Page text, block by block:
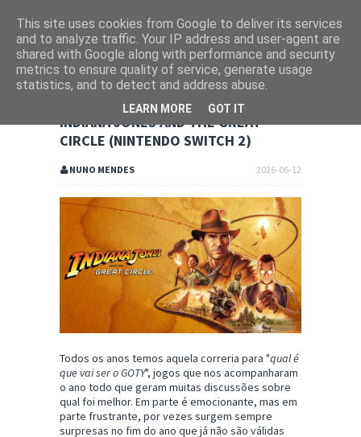
INDIANA JONES AND THE GREAT
CIRCLE (NINTENDO SWITCH 2)
2026-06-12
NUNO MENDES
Todos os anos temos aquela correria para "qual é
que vai ser o GOTY", jogos que nos acompanharam
o ano todo que geram muitas discussões sobre
qual foi melhor. Em parte é emocionante, mas em
parte frustrante, por vezes surgem sempre
surpresas no fim do ano que já não são válidas
This site uses cookies from Google to deliver its services
and to analyze traffic. Your IP address and user-agent are
shared with Google along with performance and security
metrics to ensure quality of service, generate usage
statistics, and to detect and address abuse.
LEARN MORE GOT IT